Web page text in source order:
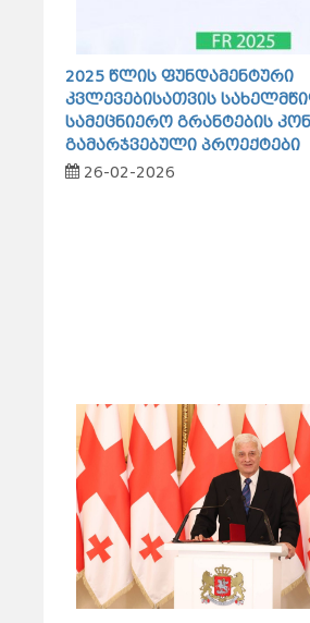
2025 წლის ფუნდამენტური
კვლევებისათვის
სამეცნიერო გრანტების
გამარჯვებული პროექტები
26-02-2026